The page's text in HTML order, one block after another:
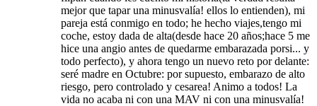
mejor que tapar una minusvalía! ellos lo entienden), mi
pareja está conmigo en todo; he hecho viajes,tengo mi
coche, estoy dada de alta(desde hace 20 años;hace 5 me
hice una angio antes de quedarme embarazada porsi... y
todo perfecto), y ahora tengo un nuevo reto por delante:
seré madre en Octubre: por supuesto, embarazo de alto
riesgo, pero controlado y cesarea! Animo a todos! La
vida no acaba ni con una MAV ni con una minusvalía!